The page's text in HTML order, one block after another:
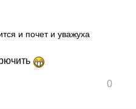
и почет и уважуха
0